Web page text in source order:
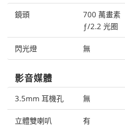
鏡頭
700 萬畫素
ƒ/2.2 光圈
閃光燈 無
影音媒體
3.5mm 耳機孔 無
立體雙喇叭 有